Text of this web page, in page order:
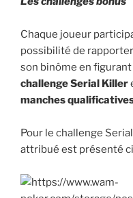
Chaque joueur
possibilité de
son binôme en figurant
challenge Serial Killer
manches
Pour le challenge
attribué est présenté